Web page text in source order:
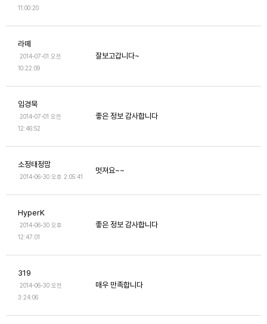
11:00:20
라떼
2014-07-01 오전
10:22:09
잘보고갑니다~
임경묵
2014-07-01 오전
12:46:52
좋은 정보 감사합니다
소정태정맘
2014-06-30 오후 2:05:41
멋져요~~
HyperK
2014-06-30 오후
12:47:01
좋은 정보 감사합니다
319
2014-06-30 오전
3:24:06
매우 만족합니다